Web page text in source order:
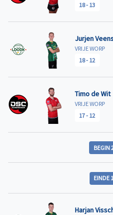
18- 13
Jurjen
VRIJE WORP
18- 12
Timo de Wit
VRIJE WORP
17- 12
BEGIN
EINDE
Harjan